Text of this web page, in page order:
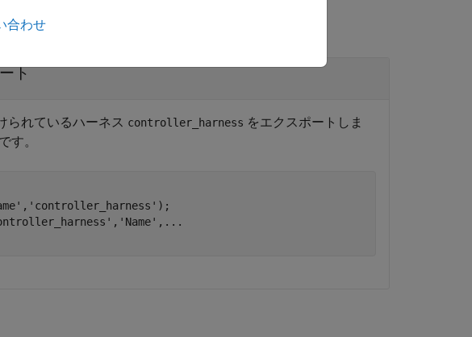
ト
られているハーネス controller_harness をエクスポートしま
です。
, 'controller_harness' );
, 'Name' , ...
合わせ